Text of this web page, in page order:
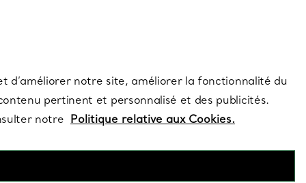
années
d’améliorer notre site, améliorer la fonctionnalité du
pertinent et personnalisé et des publicités.
notre Politique relative aux Cookies.